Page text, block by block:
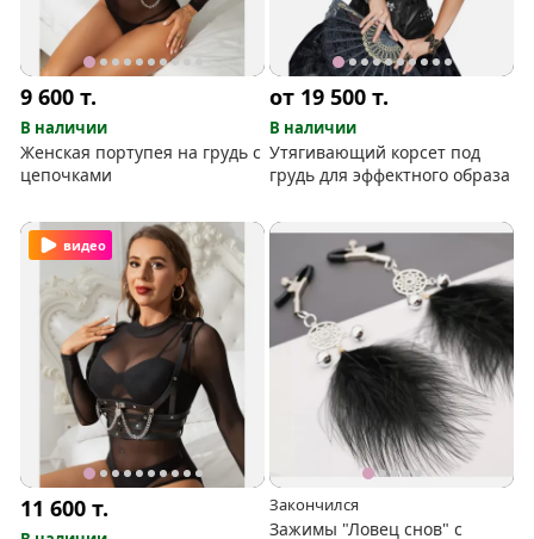
9 600т.
В наличии
Женская портупея на грудь с
цепочками
от 19 500т.
В наличии
Утягивающий корсет под
грудь для эффектного образа
видео
11 600т. Закончился
Зажимы "Ловец снов" с